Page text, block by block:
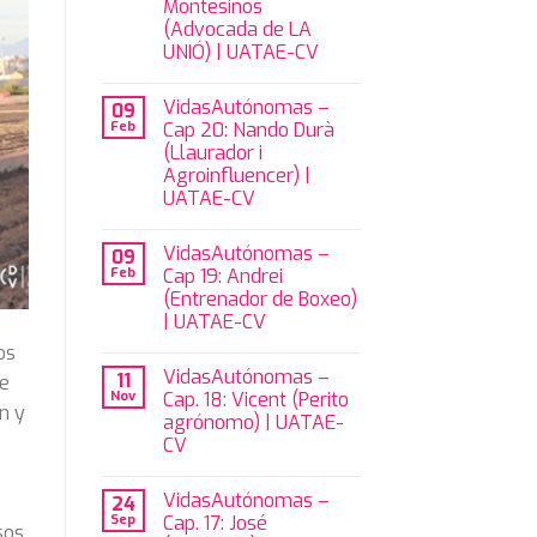
y
Montesinos
(Advocada de LA
UNIÓ) | UATAE-CV
09
Feb
VidasAutónomas –
Cap 20: Nando Durà
(Llaurador i
Agroinfluencer) |
UATAE-CV
09
Feb
VidasAutónomas –
Cap 19: Andrei
(Entrenador de Boxeo)
| UATAE-CV
11
Nov
VidasAutónomas –
Cap. 18: Vicent (Perito
agrónomo) | UATAE-
CV
24
Sep
VidasAutónomas –
Cap. 17: José